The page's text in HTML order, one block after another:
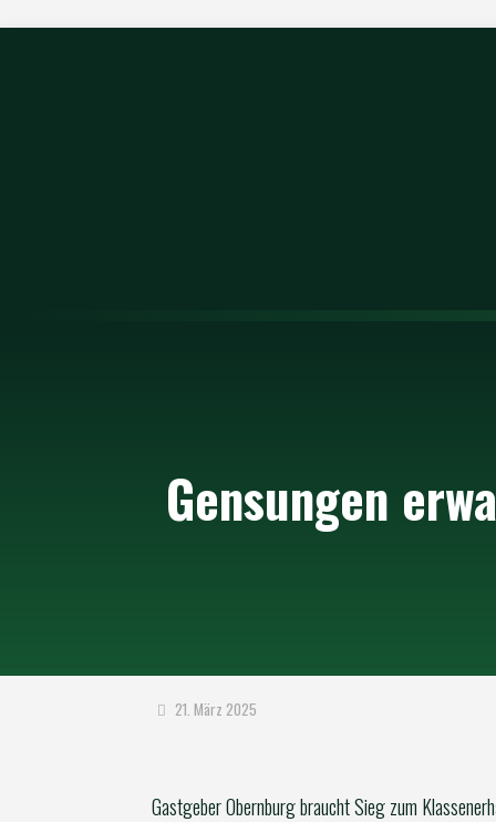
Gensungen
21. März 2025
Gastgeber Obernburg braucht Sieg zum